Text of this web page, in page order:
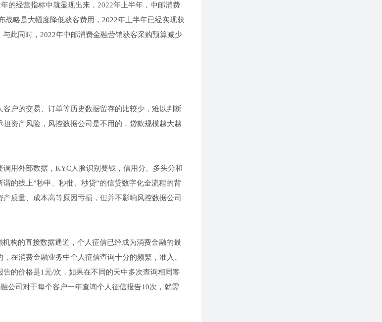
的经营指标中就显现出来，2022年上半年，中邮消费
战略是大幅度降低获客费用，2022年上半年已经实现获
此同时，2022年中邮消费金融营销获客采购预算减少
户的交易、订单等历史数据留存的比较少，难以判断
资产风险，风控数据公司是不用的，贷款规模越大越
用外部数据，KYC人脸识别要钱，信用分、多头分和
的线上”秒申、秒批、秒贷”的信贷数字化全流程的背
质量、成本高等原因亏损，但并不影响风控数据公司
构的直接数据通道，个人征信已经成为消费金融的最
在消费金融业务中个人征信查询十分的频繁，准入、
的价格是1元/次，如果在不同的天中多次查询相同客
公司对于每个客户一年查询个人征信报告10次，就需